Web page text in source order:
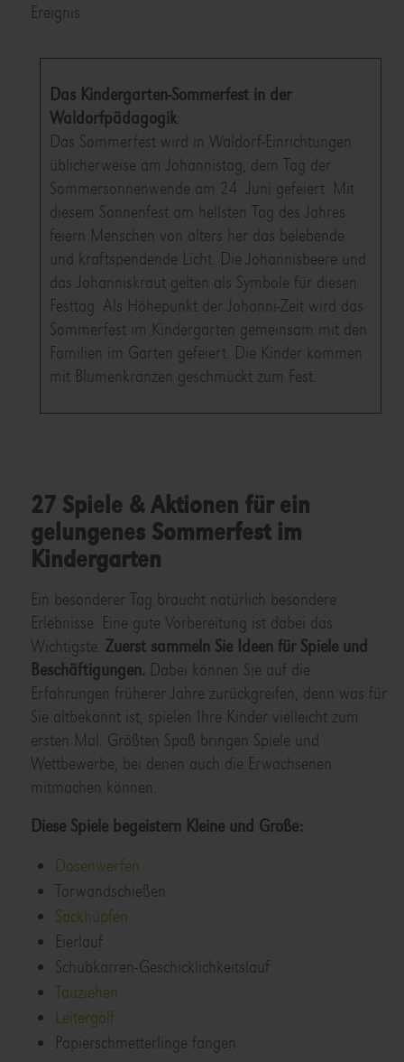
Ereignis.
Das Kindergarten-Sommerfest in der
Waldorfpädagogik:
Das Sommerfest wird in Waldorf-Einrichtungen
üblicherweise am Johannistag, dem Tag der
Sommersonnenwende am 24. Juni gefeiert. Mit
diesem Sonnenfest am hellsten Tag des Jahres
feiern Menschen von alters her das belebende
und kraftspendende Licht. Die Johannisbeere und
das Johanniskraut gelten als Symbole für diesen
Festtag. Als Höhepunkt der Johanni-Zeit wird das
Sommerfest im Kindergarten gemeinsam mit den
Familien im Garten gefeiert. Die Kinder kommen
mit Blumenkränzen geschmückt zum Fest.
27 Spiele & Aktionen für ein
gelungenes Sommerfest im
Kindergarten
Ein besonderer Tag braucht natürlich besondere
Erlebnisse. Eine gute Vorbereitung ist dabei das
Wichtigste. Zuerst sammeln Sie Ideen für Spiele und
Beschäftigungen.Dabei können Sie auf die
Erfahrungen früherer Jahre zurückgreifen, denn was für
Sie altbekannt ist, spielen Ihre Kinder vielleicht zum
ersten Mal. Größten Spaß bringen Spiele und
Wettbewerbe, bei denen auch die Erwachsenen
mitmachen können.
Diese Spiele begeistern Kleine und Große:
Dosenwerfen
Torwandschießen
Sackhüpfen
Eierlauf
Schubkarren-Geschicklichkeitslauf
Tauziehen
Leitergolf
Papierschmetterlinge fangen